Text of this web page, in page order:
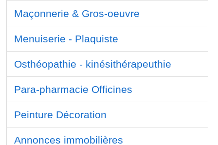
Maçonnerie & Gros-oeuvre
Menuiserie - Plaquiste
Osthéopathie - kinésithérapeuthie
Para-pharmacie Officines
Peinture Décoration
Annonces immobilières